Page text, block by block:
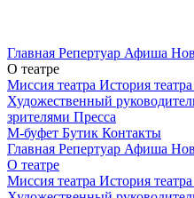
Главная Репертуар Афиша
О театре
Миссия театра История театра
Художественный
зрителями Пресса
М-буфет Бутик Контакты
Главная Репертуар Афиша
О театре
Миссия театра История театра